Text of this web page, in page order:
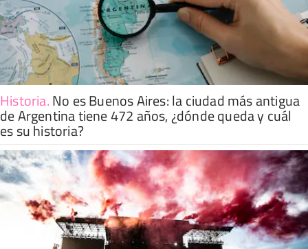
Historia.No es Buenos Aires: la ciudad más antigua
de Argentina tiene 472 años, ¿dónde queda y cuál
es su historia?